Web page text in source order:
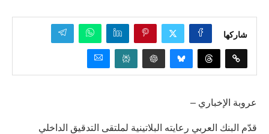
شاركها
عروبة الإخباري –
قدّم البنك العربي رعايته البلاتينية لملتقى التدقيق الداخلي